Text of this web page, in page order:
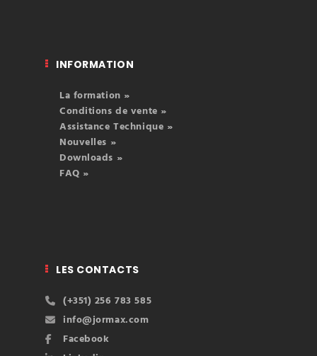
INFORMATION
La formation »
Conditions de vente »
Assistance Technique »
Nouvelles »
Downloads »
FAQ »
LES CONTACTS
(+351) 256 783 585
info@jormax.com
Facebook